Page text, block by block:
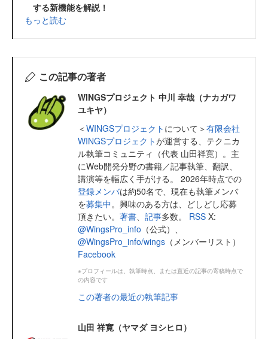
する新機能を解説！
もっと読む
この記事の著者
WINGSプロジェクト 中川 幸哉（ナカガワ
ユキヤ）
＜WINGSプロジェクト について＞有限会社
WINGSプロジェクトが運営する、テクニカ
ル執筆コミュニティ（代表 山田祥寛）。主
にWeb開発分野の書籍／記事執筆、翻訳、
講演等を幅広く手がける。 2026年時点での
登録メンバは約50名で、現在も執筆メンバ
を募集中。興味のある方は、どしどし応募
頂きたい。 著書、 記事多数。 RSS X:
@WingsPro_info （公式）、
@WingsPro_info/wings （メンバーリスト）
Facebook
※プロフィールは、執筆時点、または直近の記事の寄稿時点で
の内容です
この著者の最近の執筆記事
山田 祥寛（ヤマダ ヨシヒロ）